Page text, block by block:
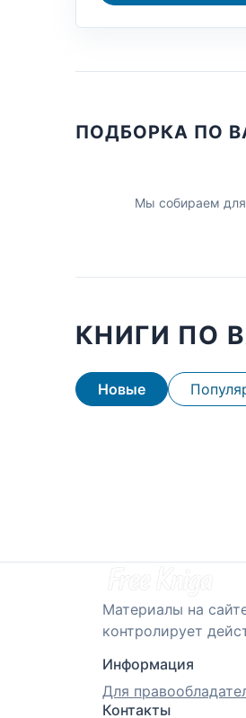
ПОДБОРКА ПО
Мы собираем для
КНИГИ ПО
Новые
Материалы на
контролирует
Информация
Для
Контакты